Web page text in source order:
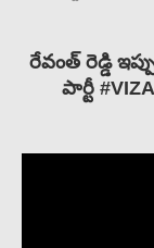
రేవంత్ రెడ్డి
పార్టీ